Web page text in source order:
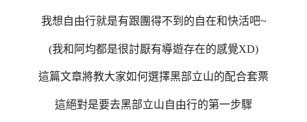
我想自由行就是有跟團得不到的自在和快活吧~
(我和阿均都是很討厭有導遊存在的感覺XD)
這篇文章將教大家如何選擇黑部立山的配合套票
這絕對是要去黑部立山自由行的第一步驟